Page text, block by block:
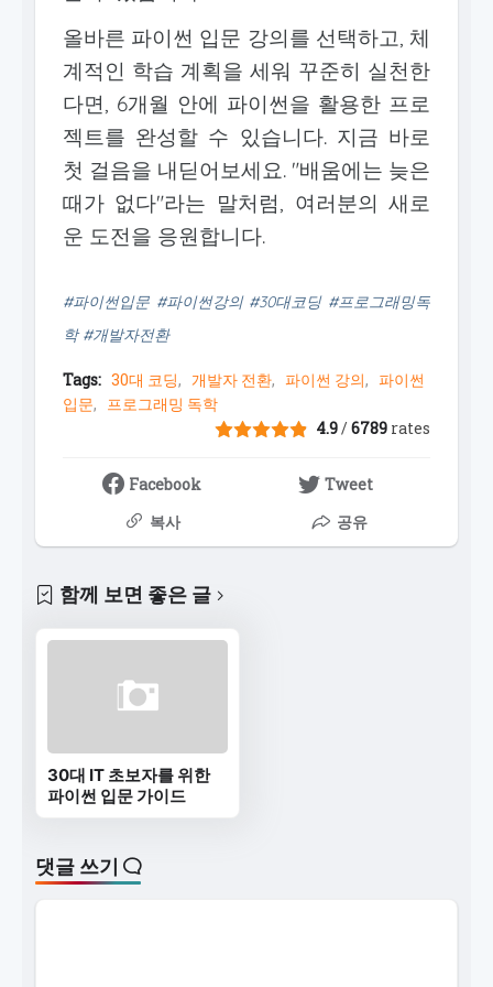
올바른 파이썬 입문 강의를 선택하고, 체
계적인 학습 계획을 세워 꾸준히 실천한
다면, 6개월 안에 파이썬을 활용한 프로
젝트를 완성할 수 있습니다. 지금 바로
첫 걸음을 내딛어보세요. "배움에는 늦은
때가 없다"라는 말처럼, 여러분의 새로
운 도전을 응원합니다.
#파이썬입문 #파이썬강의 #30대코딩 #프로그래밍독
학 #개발자전환
Tags: 30대 코딩 개발자 전환 파이썬 강의
파이썬
입문
프로그래밍 독학
4.9/6789 rates
Facebook
Tweet
복사
공유
함께 보면 좋은 글
30대 IT 초보자를 위한
파이썬 입문 가이드
댓글 쓰기